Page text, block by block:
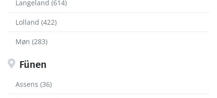
Langeland (614)
Lolland (422)
Møn (283)
Fünen
Assens (36)